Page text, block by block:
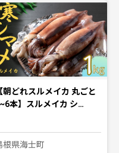
【朝どれスルメイカ 丸ごと
本】スルメイカ シ…
根県海士町